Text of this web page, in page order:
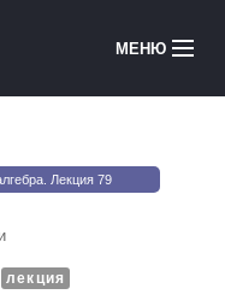
МЕНЮ
Медиатека
Лекция 79
лекция